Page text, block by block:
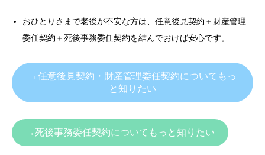
おひとりさまで老後が不安な方は、任意後見契約＋財産管理
委任契約＋死後事務委任契約を結んでおけば安心です。
→任意後見契約・財産管理委任契約についてもっ
と知りたい
→死後事務委任契約についてもっと知りたい